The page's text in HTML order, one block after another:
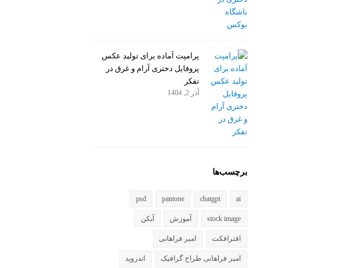
پرامپت آماده برای تولید عکس
پروفایل دختری آرام و غرق در
تفکر
آذر 2, 1404
برچسب‌ها
ai
chatgpt
pantone
psd
stock image آموزش آیکن
افترافکت امیر فراهانی
امیر فراهانی طراح گرافیک اندروید